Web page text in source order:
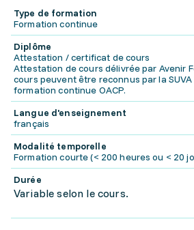
Type de formation
Formation continue
Diplôme
Attestation / certificat de cours
Attestation de cours délivrée par Avenir
cours peuvent être reconnus par la
formation continue OACP.
Langue d'enseignement
français
Modalité temporelle
Formation courte (< 200 heures ou < 20
Durée
Variable selon le cours.